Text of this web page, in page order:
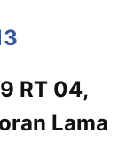
RT 04,
Lama